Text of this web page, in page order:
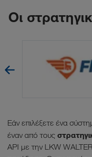
Οι
Εάν επιλέξετε ένα
έναν από τους
API με την LKW